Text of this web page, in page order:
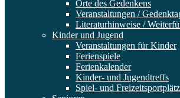
Orte des Gedenkens
Veranstaltungen /
Literaturhinweise /
Kinder und Jugend
Veranstaltungen für Kinder
Ferienspiele
Ferienkalender
Kinder- und Jugendtreffs
Spiel- und